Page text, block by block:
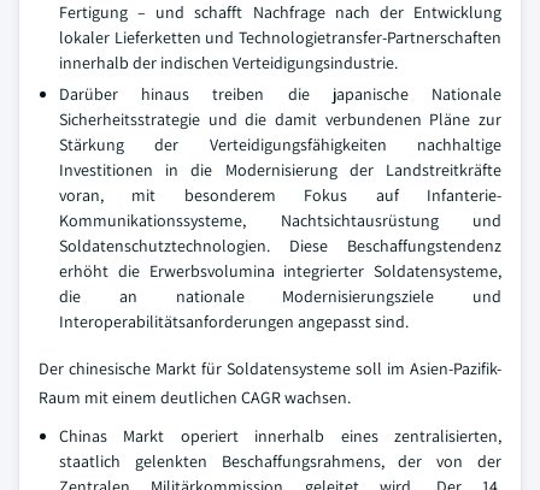
Fertigung – und schafft Nachfrage nach der Entwicklung
lokaler Lieferketten und Technologietransfer-Partnerschaften
innerhalb der indischen Verteidigungsindustrie.
Darüber hinaus treiben die japanische Nationale
Sicherheitsstrategie und die damit verbundenen Pläne zur
Stärkung der Verteidigungsfähigkeiten nachhaltige
Investitionen in die Modernisierung der Landstreitkräfte
voran, mit besonderem Fokus auf Infanterie-
Kommunikationssysteme, Nachtsichtausrüstung und
Soldatenschutztechnologien. Diese Beschaffungstendenz
erhöht die Erwerbsvolumina integrierter Soldatensysteme,
die an nationale Modernisierungsziele und
Interoperabilitätsanforderungen angepasst sind.
Der chinesische Markt für Soldatensysteme soll im Asien-Pazifik-
Raum mit einem deutlichen CAGR wachsen.
Chinas Markt operiert innerhalb eines zentralisierten,
staatlich gelenkten Beschaffungsrahmens, der von der